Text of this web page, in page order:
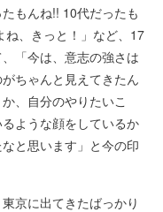
もんね!! 10代だったも
ね、きっと！」など、17
「今は、意志の強さは
ちゃんと見えてきたん
、自分のやりたいこ
ような顔をしているか
と思います」と今の印
京に出てきたばっかり